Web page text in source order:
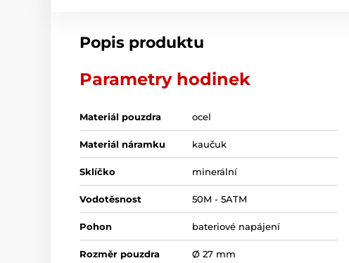
Popis produktu
Parametry hodinek
Materiál pouzdra ocel
Materiál náramku kaučuk
Sklíčko minerální
Vodotěsnost 50M - 5ATM
Pohon bateriové napájení
Rozměr pouzdra Ø 27 mm